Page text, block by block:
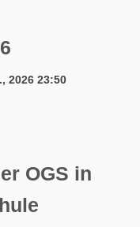
2026 23:50
OGS in